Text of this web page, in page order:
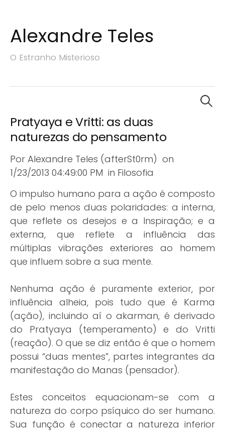
S
k
i
o
n
t
e
n
t
Alexandre Teles
O Estranho Misterioso
e
:
Pratyaya e Vritti: as duas
naturezas do pensamento
Por Alexandre Teles (afterSt0rm) on
1/23/2013 04:49:00 PM in Filosofia
O impulso humano para a ação é composto
de pelo menos duas polaridades: a interna,
que reflete os desejos e a Inspiração; e a
externa, que reflete a influência das
múltiplas vibrações exteriores ao homem
que influem sobre a sua mente.
Nenhuma ação é puramente exterior, por
influência alheia, pois tudo que é Karma
(ação), incluindo aí o akarman, é derivado
do Pratyaya (temperamento) e do Vritti
(reação). O que se diz então é que o homem
possui “duas mentes”, partes integrantes da
manifestação do Manas (pensador).
Estes conceitos equacionam-se com a
natureza do corpo psíquico do ser humano.
Sua função é conectar a natureza inferior